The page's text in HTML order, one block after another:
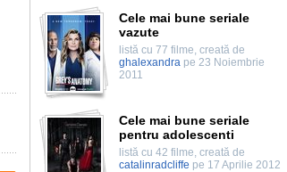
Cele mai bune seriale
vazute
listă cu 77 filme, creată de
ghalexandra pe 23 Noiembrie
2011
Cele mai bune seriale
pentru adolescenti
listă cu 42 filme, creată de
catalinradcliffe pe 17 Aprilie 2012